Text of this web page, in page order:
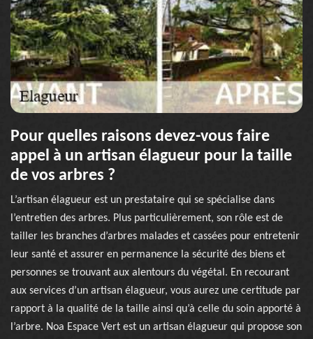
Pour quelles raisons devez-vous faire
appel à un artisan élagueur pour la taille
de vos arbres ?
L’artisan élagueur est un prestataire qui se spécialise dans
l’entretien des arbres. Plus particulièrement, son rôle est de
tailler les branches d’arbres malades et cassées pour entretenir
leur santé et assurer en permanence la sécurité des biens et
personnes se trouvant aux alentours du végétal. En recourant
aux services d’un artisan élagueur, vous aurez une certitude par
rapport à la qualité de la taille ainsi qu’à celle du soin apporté à
l’arbre. Noa Espace Vert est un artisan élagueur qui propose son